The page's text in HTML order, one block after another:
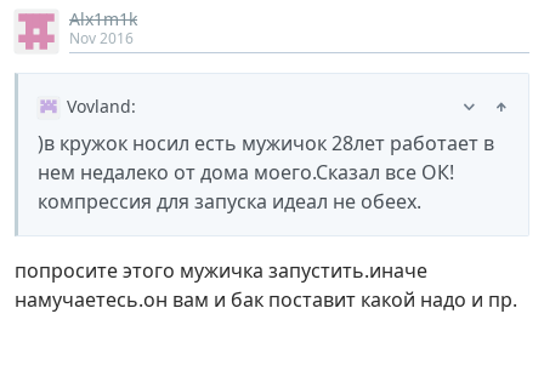
Alx1m1k
Nov 2016
Vovland:
)в кружок носил есть мужичок 28лет работает в
нем недалеко от дома моего.Сказал все ОК!
компрессия для запуска идеал не обеех.
попросите этого мужичка запустить.иначе
намучаетесь.он вам и бак поставит какой надо и пр.